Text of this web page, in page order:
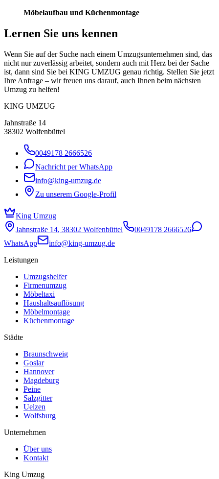
Möbelaufbau und Küchenmontage
Lernen Sie uns kennen
Wenn Sie auf der Suche nach einem Umzugsunternehmen sind, das
nicht nur zuverlässig arbeitet, sondern auch mit Herz bei der Sache
ist, dann sind Sie bei KING UMZUG genau richtig. Stellen Sie jetzt
Ihre Anfrage – wir freuen uns darauf, auch Ihnen beim nächsten
Umzug zu helfen!
KING UMZUG
Jahnstraße 14
38302 Wolfenbüttel
0049178 2666526
Nachricht per WhatsApp
info@king-umzug.de
Zu unserem Google-Profil
King Umzug
Jahnstraße 14, 38302 Wolfenbüttel
0049178 2666526
WhatsApp
info@king-umzug.de
Leistungen
Umzugshelfer
Firmenumzug
Möbeltaxi
Haushaltsauflösung
Möbelmontage
Küchenmontage
Städte
Braunschweig
Goslar
Hannover
Magdeburg
Peine
Salzgitter
Uelzen
Wolfsburg
Unternehmen
Über uns
Kontakt
King Umzug